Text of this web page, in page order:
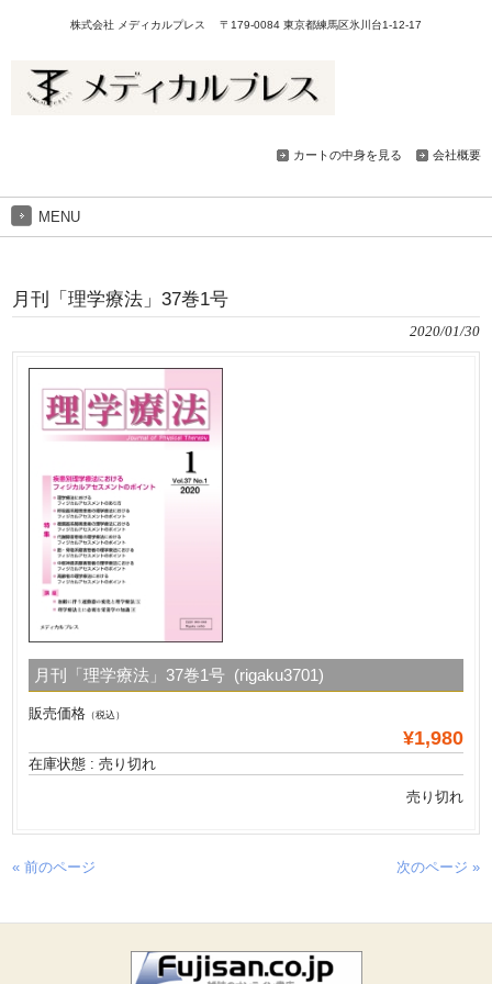
株式会社 メディカルプレス 〒179-0084 東京都練馬区氷川台1-12-17
カートの中身を見る 会社概要
MENU
月刊「理学療法」37巻1号
2020/01/30
月刊「理学療法」37巻1号 (rigaku3701)
販売価格 （税込）
¥1,980
在庫状態 : 売り切れ
売り切れ
« 前のページ 次のページ »